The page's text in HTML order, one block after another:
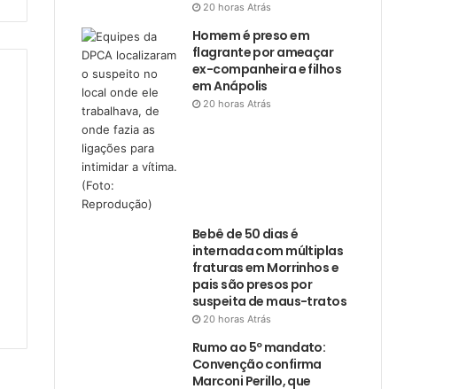
20 horas Atrás
Homem é preso em
flagrante por ameaçar
ex-companheira e filhos
em Anápolis
20 horas Atrás
Bebê de 50 dias é
internada com múltiplas
fraturas em Morrinhos e
pais são presos por
suspeita de maus-tratos
20 horas Atrás
Rumo ao 5º mandato:
Convenção confirma
Marconi Perillo, que